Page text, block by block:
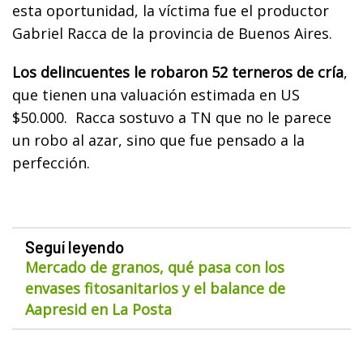
esta oportunidad, la víctima fue el productor
Gabriel Racca de la provincia de Buenos Aires.
Los delincuentes le robaron 52 terneros de cría,
que tienen una valuación estimada en US
$50.000. Racca sostuvo a TN que no le parece
un robo al azar, sino que fue pensado a la
perfección.
Seguí leyendo
Mercado de granos, qué pasa con los
envases fitosanitarios y el balance de
Aapresid en La Posta